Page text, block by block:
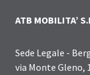
ATB MOBILITA’
Sede Legale -
via Monte Gleno,